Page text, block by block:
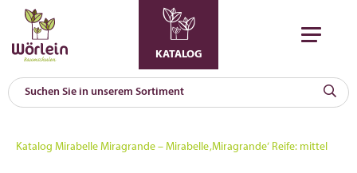
KATALOG
Katalog Mirabelle Miragrande – Mirabelle ‚Miragrande‘ Reife: mittel